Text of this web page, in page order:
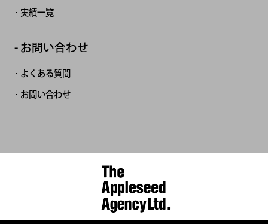
実績一覧
お問い合わせ
よくある質問
お問い合わせ